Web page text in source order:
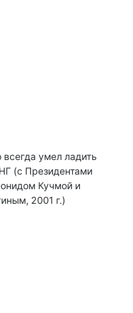
умел ладить
(с Президентами
Кучмой и
2001 г.)